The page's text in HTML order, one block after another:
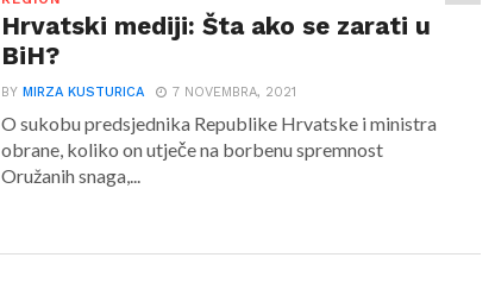
Hrvatski mediji: Šta ako se zarati u
BiH?
BYMIRZA KUSTURICA 7 NOVEMBRA, 2021
O sukobu predsjednika Republike Hrvatske i ministra
obrane, koliko on utječe na borbenu spremnost
Oružanih snaga,...